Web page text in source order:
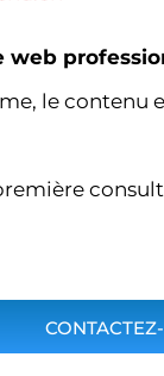
web
le contenu